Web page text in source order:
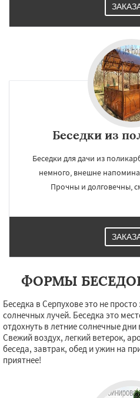
Работаем по
регионам
Солнечногорск Купавна
Большие Вяземы Быково
Запрудная Заречье
Ильинский
Лесной Лесной Городок
Лотошино Малаховка
Михнево
Беседки из
Беседки для дачи из
немного, внешне
Прочны и долговечны,
ФОРМЫ
Беседка в Серпухове это не
солнечных лучей. Беседка это
отдохнуть в летние солнечные дни
Свежий воздух, легкий ветерок,
беседа, завтрак, обед и ужин на
приятнее!
УЗНАТЬ
Даю согласие на